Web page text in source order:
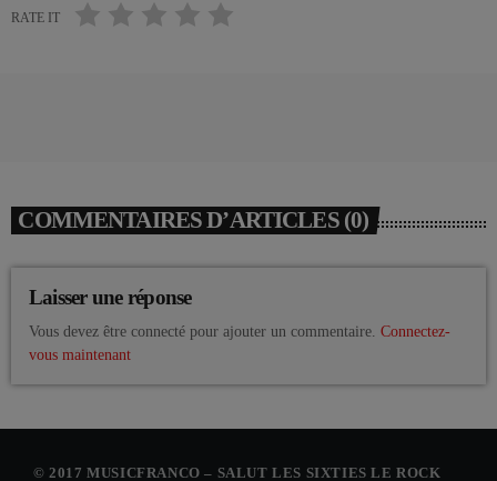
RATE IT
COMMENTAIRES D’ARTICLES (0)
Laisser une réponse
Vous devez être connecté pour ajouter un commentaire. Connectez-
vous maintenant
© 2017 MUSICFRANCO – SALUT LES SIXTIES LE ROCK